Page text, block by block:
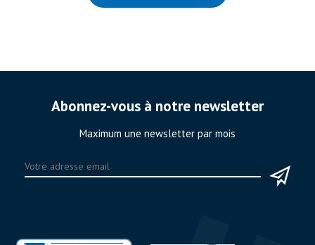
Abonnez-vous à notre newsletter
Maximum une newsletter par mois